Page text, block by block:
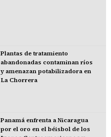
Plantas de tratamiento
abandonadas contaminan ríos
y amenazan potabilizadora en
La Chorrera
Panamá enfrenta a Nicaragua
por el oro en el béisbol de los